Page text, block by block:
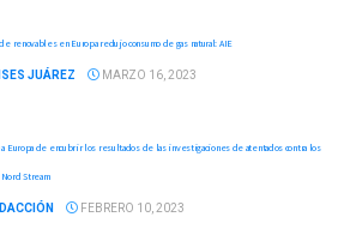
renovables en Europa redujo consumo de gas natural: AIE
JUÁREZ MARZO 16, 2023
a Europa de encubrir los resultados de las investigaciones de atentados contra los
Stream
FEBRERO 10, 2023